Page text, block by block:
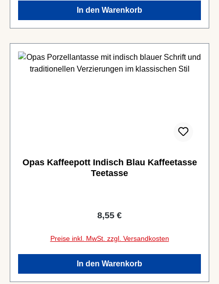
In den Warenkorb
Opas Kaffeepott Indisch Blau Kaffeetasse
Teetasse
Regulärer Preis:
8,55 €
Preise inkl. MwSt. zzgl. Versandkosten
In den Warenkorb